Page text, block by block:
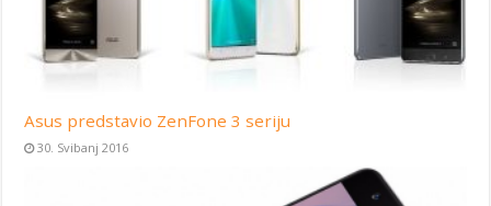
Asus predstavio ZenFone 3 seriju
30. Svibanj 2016